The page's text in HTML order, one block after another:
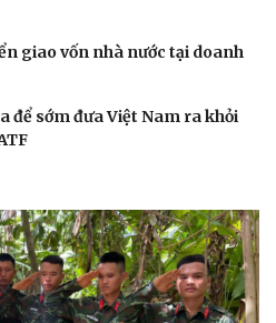
giao vốn nhà nước tại doanh
để sớm đưa Việt Nam ra khỏi